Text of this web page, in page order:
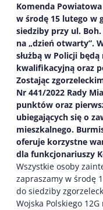
Komenda
w środę 15 lutego w
siedziby przy ul.
na „dzień otwarty”.
służbą w Policji będą
kwalifikacyjną oraz
Zostając
Nr 441/2022 Rady
punktów oraz
ubiegających się o
mieszkalnego.
oferuje korzystne
dla funkcjonariuszy
Wszystkie osoby
zapraszamy w środę
do siedziby
Wojska Polskiego